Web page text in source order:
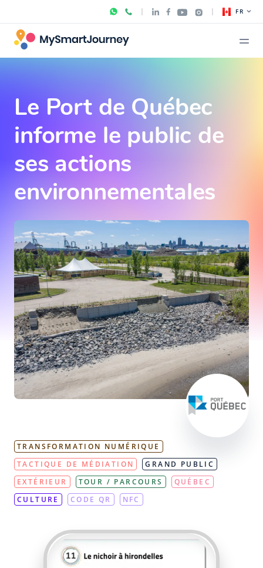
FR
Le Port de Québec
informe le public de
ses actions
environnementales
TRANSFORMATION NUMÉRIQUE
TACTIQUE DE MÉDIATION
GRAND PUBLIC
EXTÉRIEUR
TOUR / PARCOURS
QUÉBEC
CULTURE
CODE QR NFC